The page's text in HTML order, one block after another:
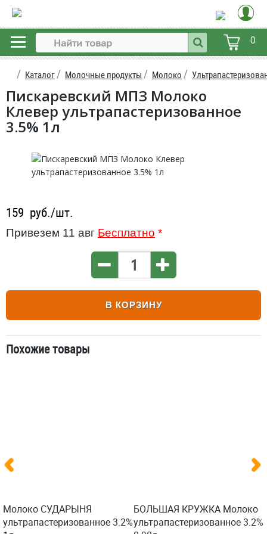
0
Каталог Молочные продукты Молоко
Пискаревский МПЗ Молоко
Клевер ультрапастеризованное
3.5% 1л
159 руб./шт.
Привезем 11 авг Бесплатно *
В КОРЗИНУ
Похожие товары
Молоко СУДАРЫНЯ
ультрапастеризованное 3.2%
БОЛЬШАЯ КРУЖКА Молоко
ультрапастеризованное 3.2%